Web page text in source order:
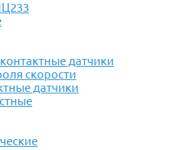
датчики
скорости
датчики